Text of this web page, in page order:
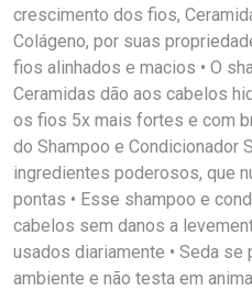
crescimento dos fios,
Colágeno, por suas
fios alinhados e macios • O
Ceramidas dão aos cabelos
os fios 5x mais fortes e com
do Shampoo e Condicionador
ingredientes poderosos, que
pontas • Esse shampoo e
cabelos sem danos a
usados diariamente • Seda se
ambiente e não testa em